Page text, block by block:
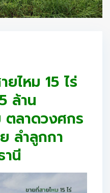
ไหม 15 ไร่
ล้าน
ตลาดวงศกร
ลำลูกกา
านี